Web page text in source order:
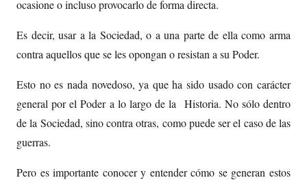
ocasione o incluso provocarlo de forma directa.
Es decir, usar a la Sociedad, o a una parte de ella como arma
contra aquellos que se les opongan o resistan a su Poder.
Esto no es nada novedoso, ya que ha sido usado con carácter
general por el Poder a lo largo de la Historia. No sólo dentro
de la Sociedad, sino contra otras, como puede ser el caso de las
guerras.
Pero es importante conocer y entender cómo se generan estos